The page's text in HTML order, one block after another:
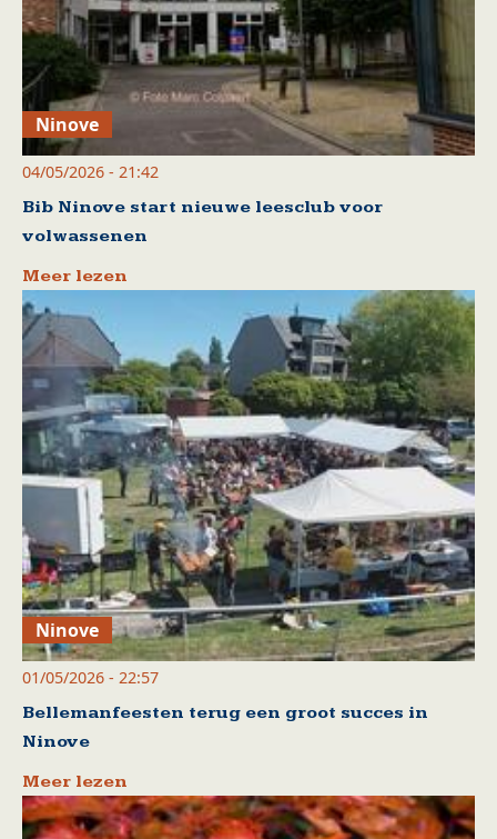
Ninove
04/05/2026 - 21:42
Bib Ninove start nieuwe leesclub voor
volwassenen
Meer lezen
Ninove
01/05/2026 - 22:57
Bellemanfeesten terug een groot succes in
Ninove
Meer lezen